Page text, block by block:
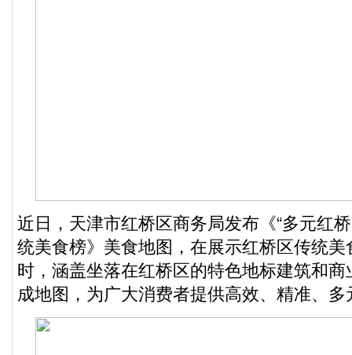
近日，天津市红桥区商务局发布《“多元红
统美食榜》美食地图，在展示红桥区传统
时，涵盖坐落在红桥区的特色地标建筑和
成地图，为广大消费者提供高效、精准、